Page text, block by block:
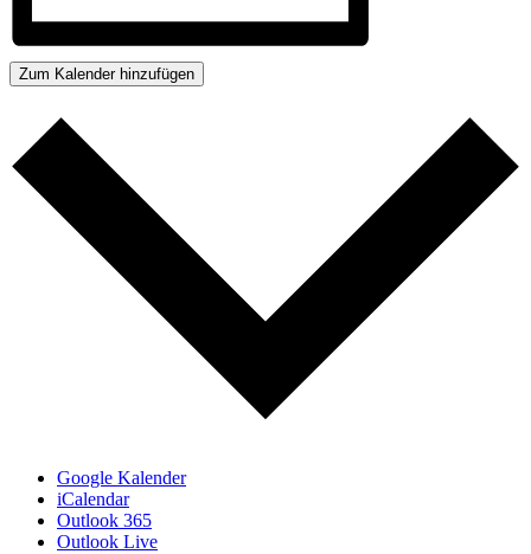
Zum Kalender hinzufügen
Google Kalender
iCalendar
Outlook 365
Outlook Live